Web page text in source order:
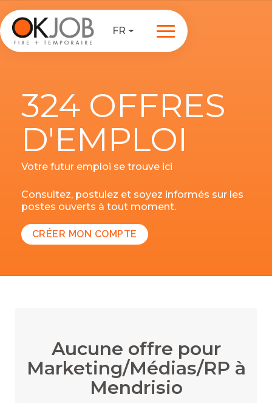
FR
324 OFFRES
D'EMPLOI
Votre futur emploi se trouve ici
Consultez, postulez et soyez informés sur les
postes ouverts à tout moment.
CRÉER MON COMPTE
Aucune offre pour
Marketing/Médias/RP à
Mendrisio